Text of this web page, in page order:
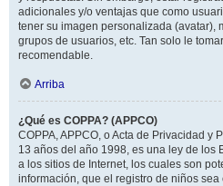
adicionales y/o ventajas que como
tener su imagen personalizada (avatar),
grupos de usuarios, etc. Tan solo le
recomendable.
Arriba
¿Qué es COPPA? (APPCO)
COPPA, APPCO, o Acta de Privacidad y
13 años del año 1998, es una ley de los
a los sitios de Internet, los cuales son
información, que el registro de niños sea